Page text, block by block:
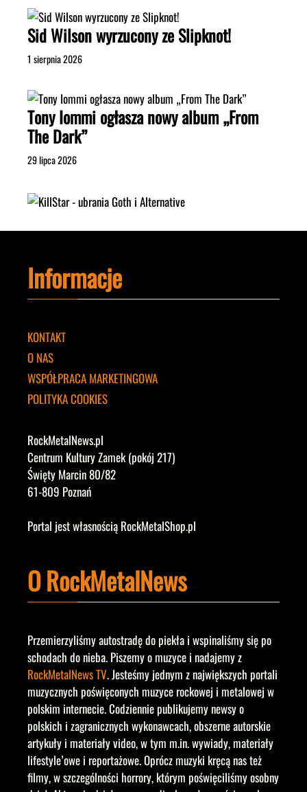
Sid Wilson wyrzucony ze Slipknot!
1 sierpnia 2026
Tony Iommi ogłasza nowy album „From
The Dark”
29 lipca 2026
Informacje
KONTAKT
O NAS
WSPÓŁPRACA MARKETINGOWA
POLITYKA COOKIES
RockMetalNews.pl
Centrum Kultury Zamek (pokój 217)
Święty Marcin 80/82
61-809 Poznań
Portal jest własnością RockMetalShop.pl
O RockMetalNews
Przemierzyliśmy autostradę do piekła i wspinaliśmy się po
schodach do nieba. Piszemy o muzyce i nadajemy z
RockMetalNews TV. Jesteśmy jednym z największych portali
muzycznych poświęconych muzyce rockowej i metalowej w
polskim internecie. Codziennie publikujemy newsy o
polskich i zagranicznych wykonawcach, obszerne autorskie
artykuły i materiały video, w tym m.in. wywiady, materiały
lifestyle’owe i reportażowe. Oprócz muzyki kręcą nas też
filmy, w szczególności horrory, którym poświęciliśmy osobny